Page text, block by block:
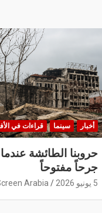
أخبار سينما قراءات في
حروبنا الطائشة
جرحاً مفتوحاً
5 يونيو 2026 Arabia